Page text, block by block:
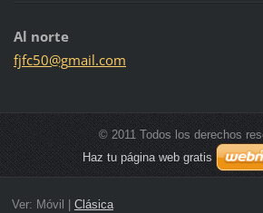
Al norte
fjfc50@gmail.com
© 2011 Todos los derechos
Haz tu página web gratis
Ver: Móvil Clásica